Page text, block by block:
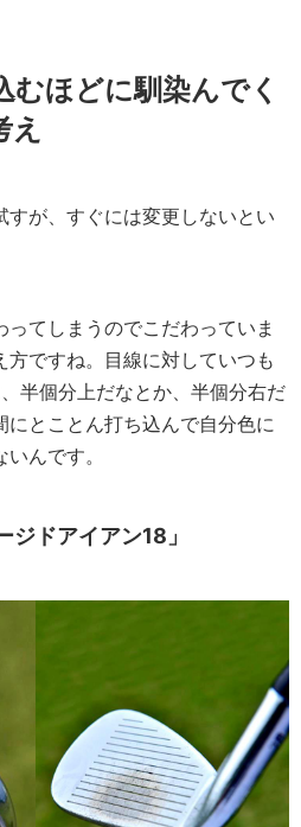
むほどに馴染んでく
え
すが、すぐには変更しないとい
てしまうのでこだわっていま
ですね。目線に対していつも
半個分上だなとか、半個分右だ
にとことん打ち込んで自分色に
んです。
ジドアイアン18」